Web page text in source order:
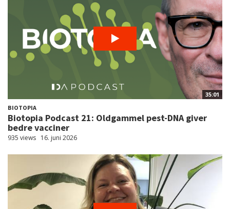
35:01
BIOTOPIA
Biotopia Podcast 21: Oldgammel pest-DNA giver
bedre vacciner
935 views 16. juni 2026